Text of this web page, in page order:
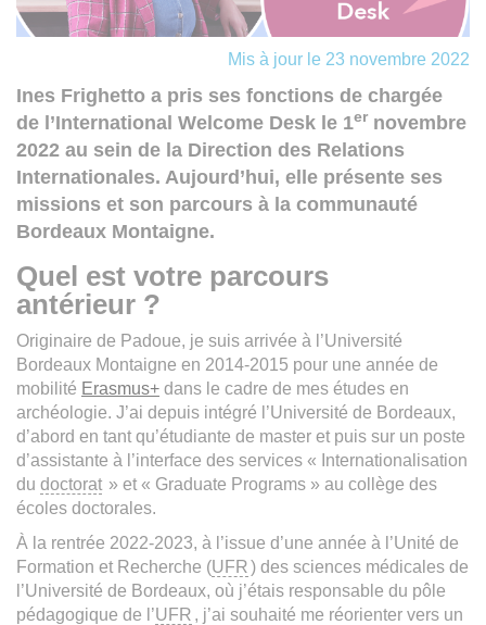
Mis à jour le 23 novembre 2022
Ines Frighetto a pris ses fonctions de chargée
de l’International Welcome Desk le 1er novembre
2022 au sein de la Direction des Relations
Internationales. Aujourd’hui, elle présente ses
missions et son parcours à la communauté
Bordeaux Montaigne.
Quel est votre parcours
antérieur ?
Originaire de Padoue, je suis arrivée à l’Université
Bordeaux Montaigne en 2014-2015 pour une année de
mobilité Erasmus+ dans le cadre de mes études en
archéologie. J’ai depuis intégré l’Université de Bordeaux,
d’abord en tant qu’étudiante de master et puis sur un poste
d’assistante à l’interface des services « Internationalisation
du doctorat » et « Graduate Programs » au collège des
écoles doctorales.
À la rentrée 2022-2023, à l’issue d’une année à l’Unité de
Formation et Recherche (UFR) des sciences médicales de
l’Université de Bordeaux, où j’étais responsable du pôle
pédagogique de l’UFR , j’ai souhaité me réorienter vers un